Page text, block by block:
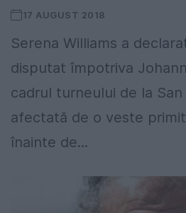
17 AUGUST 2018
Serena Williams a
disputat împotriva
cadrul turneului de la
afectată de o veste
înainte de...